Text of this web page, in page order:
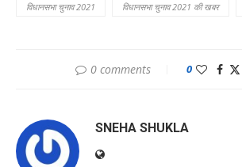
विधानसभा चुनाव 2021 विधानसभा चुनाव 2021 की खबर
0 comments 0
SNEHA SHUKLA